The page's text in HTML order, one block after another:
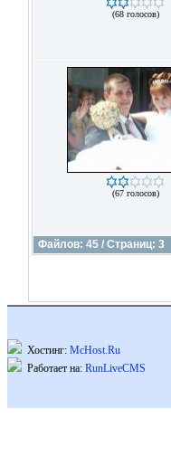
(68 голосов)
(67 голосов)
Файлов: 45 / Страниц: 3
Хостинг: McHost.Ru
Работает на: RunLiveCMS